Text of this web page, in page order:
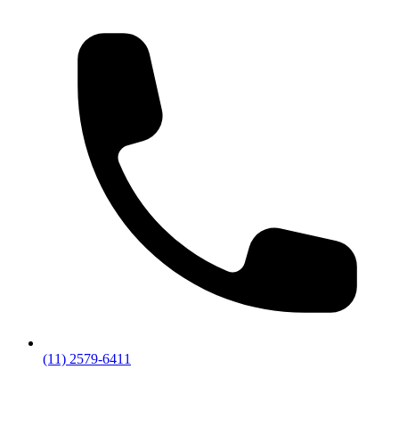
(11) 2579-6411